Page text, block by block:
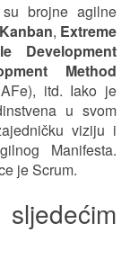
brojne agilne
Kanban, Extreme
Development
Method
itd. Iako je
u svom
viziju i
Manifesta.
je Scrum.